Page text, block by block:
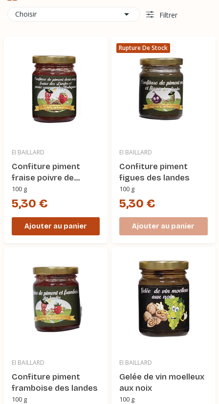
Choisir  Filtrer
EI BAILLARD
Confiture piment
fraise poivre de
Madagascar
100 g
5,30 €
Ajouter au panier
Rupture De Stock
EI BAILLARD
Confiture piment
figues des landes
100 g
5,30 €
Ajouter au panier
EI BAILLARD
Confiture piment
framboise des landes
100 g
EI BAILLARD
Gelée de vin moelleux
aux noix
100 g